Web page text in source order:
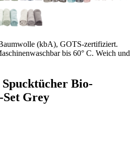
(kbA), GOTS-zertifiziert.
bis 60° C. Weich und
Bio-
Grey